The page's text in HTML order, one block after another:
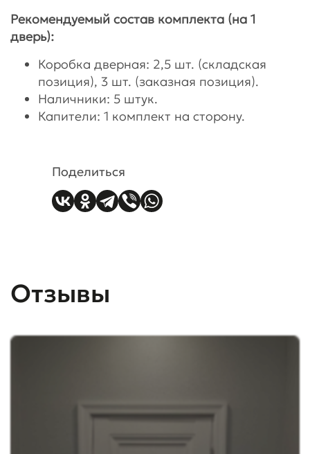
Рекомендуемый состав комплекта (на 1
дверь):
Коробка дверная: 2,5 шт. (складская
позиция), 3 шт. (заказная позиция).
Наличники: 5 штук.
Капители: 1 комплект на сторону.
Поделиться
Отзывы